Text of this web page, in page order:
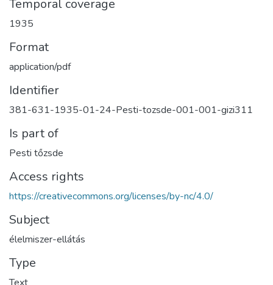
Temporal coverage
1935
Format
application/pdf
Identifier
381-631-1935-01-24-Pesti-tozsde-001-001-gizi311
Is part of
Pesti tőzsde
Access rights
https://creativecommons.org/licenses/by-nc/4.0/
Subject
élelmiszer-ellátás
Type